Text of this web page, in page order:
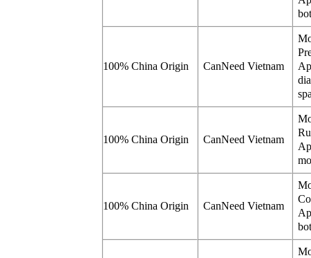
100% China Origin CanNeed Vietnam
100% China Origin CanNeed Vietnam
100% China Origin CanNeed Vietnam